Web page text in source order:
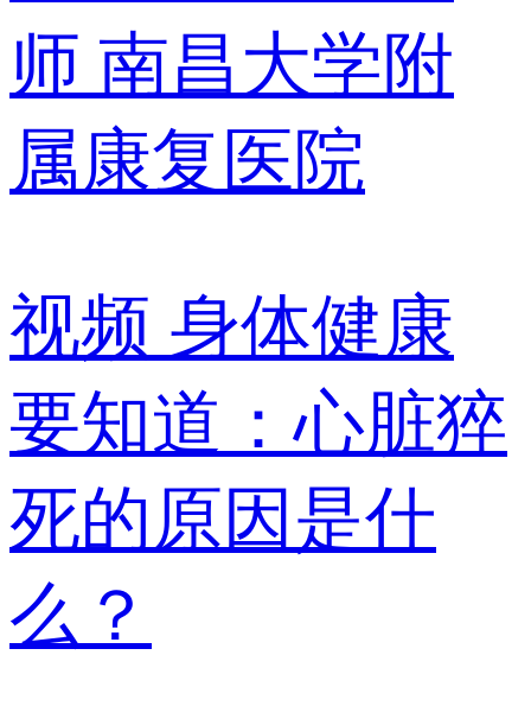
师 南昌大学附
属康复医院
视频 身体健康
要知道：心脏猝
死的原因是什
么？